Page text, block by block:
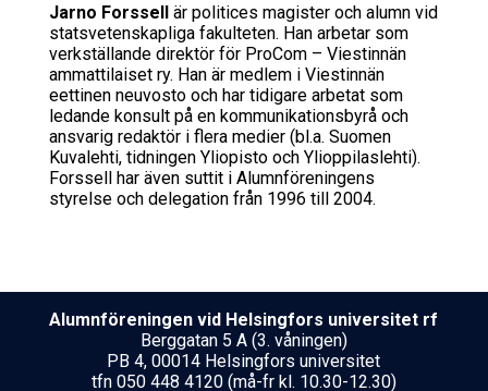
Jarno Forssell är politices magister och alumn vid
statsvetenskapliga fakulteten. Han arbetar som
verkställande direktör för ProCom – Viestinnän
ammattilaiset ry. Han är medlem i Viestinnän
eettinen neuvosto och har tidigare arbetat som
ledande konsult på en kommunikationsbyrå och
ansvarig redaktör i flera medier (bl.a. Suomen
Kuvalehti, tidningen Yliopisto och Ylioppilaslehti).
Forssell har även suttit i Alumnföreningens
styrelse och delegation från 1996 till 2004.
Alumnföreningen vid Helsing­fors uni­ver­si­tet rf
Berggatan 5 A (3. våningen)
PB 4, 00014 Helsingfors universitet
tfn 050 448 4120 (må-fr kl. 10.30-12.30)